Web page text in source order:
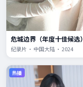
危城边界（年度十佳候选）
纪录片 · 中国大陆 · 2024
热播